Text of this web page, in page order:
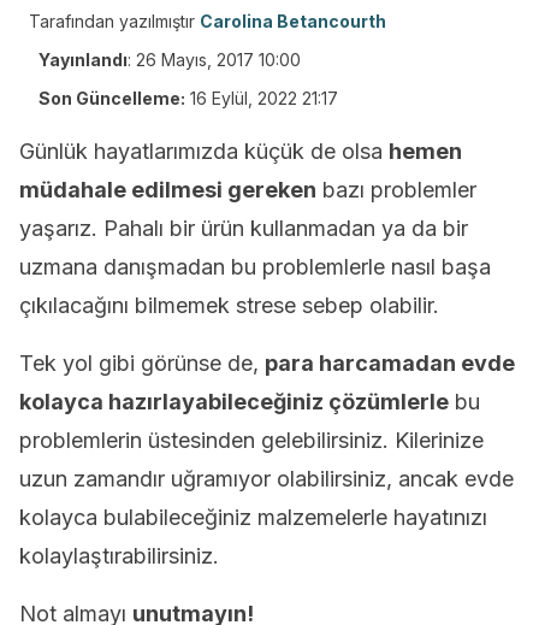
Tarafından yazılmıştır Carolina Betancourth
Yayınlandı: 26 Mayıs, 2017 10:00
Son Güncelleme: 16 Eylül, 2022 21:17
Günlük hayatlarımızda küçük de olsa hemen
müdahale edilmesi gereken bazı problemler
yaşarız. Pahalı bir ürün kullanmadan ya da bir
uzmana danışmadan bu problemlerle nasıl başa
çıkılacağını bilmemek strese sebep olabilir.
Tek yol gibi görünse de, para harcamadan evde
kolayca hazırlayabileceğiniz çözümlerle bu
problemlerin üstesinden gelebilirsiniz. Kilerinize
uzun zamandır uğramıyor olabilirsiniz, ancak evde
kolayca bulabileceğiniz malzemelerle hayatınızı
kolaylaştırabilirsiniz.
Not almayı unutmayın!